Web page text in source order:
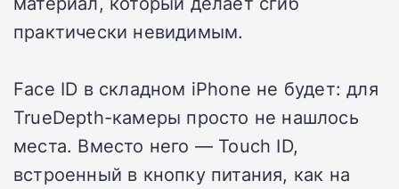
практически невидимым.
Face ID в складном iPhone не будет: для
TrueDepth-камеры просто не нашлось
места. Вместо него — Touch ID,
встроенный в кнопку питания, как на